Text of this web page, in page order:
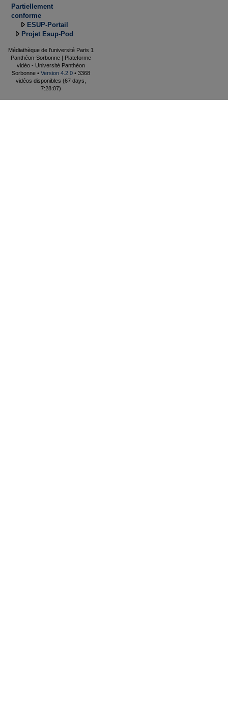
Partiellement
conforme
ESUP-Portail
Projet Esup-Pod
Médiathèque de l'université Paris 1
Panthéon-Sorbonne | Plateforme
vidéo - Université Panthéon
Sorbonne • Version 4.2.0 • 3368
vidéos disponibles (67 days,
7:28:07)